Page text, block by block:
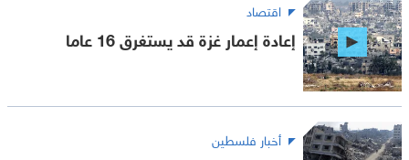
اقتصاد
إعادة إعمار غزة قد يستغرق 16 عاما
أخبار فلسطين